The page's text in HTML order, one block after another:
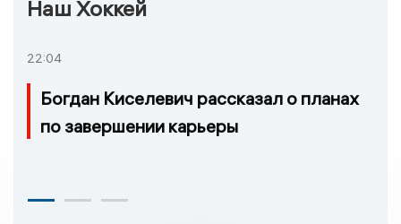
Наш Хоккей
22:04
Богдан Киселевич рассказал о планах
по завершении карьеры